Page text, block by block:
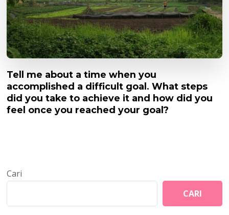
Tell me about a time when you
accomplished a difficult goal. What steps
did you take to achieve it and how did you
feel once you reached your goal?
Cari
CARI